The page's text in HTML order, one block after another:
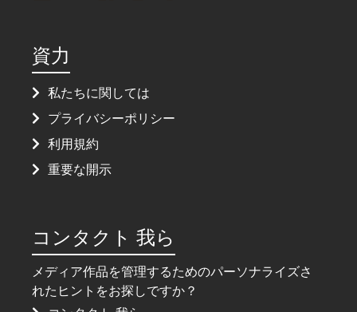
資力
私たちに関しては
プライバシーポリシー
利用規約
重要な開示
コンタクト 我ら
メディア作品を管理するためのパーソナライズさ
れたヒントをお探しですか？